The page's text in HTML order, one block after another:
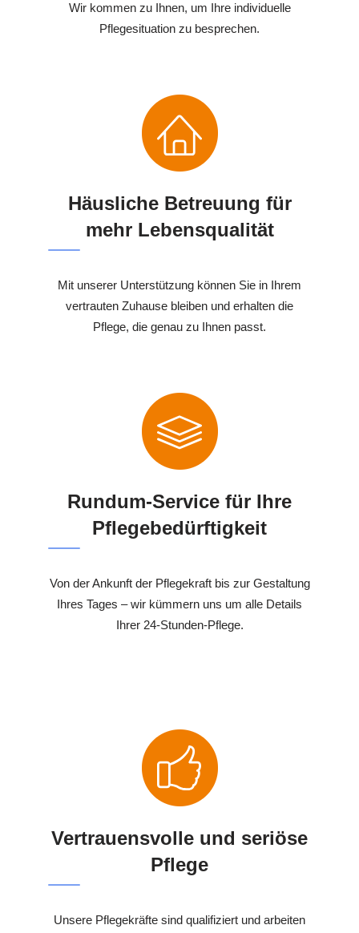
Wir kommen zu Ihnen, um Ihre individuelle
Pflegesituation zu besprechen.
Häusliche Betreuung für
mehr Lebensqualität
Mit unserer Unterstützung können Sie in Ihrem
vertrauten Zuhause bleiben und erhalten die
Pflege, die genau zu Ihnen passt.
Rundum-Service für Ihre
Pflegebedürftigkeit
Von der Ankunft der Pflegekraft bis zur Gestaltung
Ihres Tages – wir kümmern uns um alle Details
Ihrer 24-Stunden-Pflege.
Vertrauensvolle und seriöse
Pflege
Unsere Pflegekräfte sind qualifiziert und arbeiten